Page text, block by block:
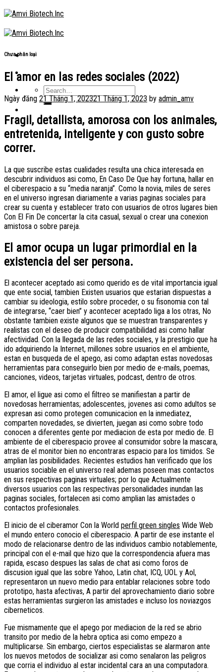
Skip
to
content
Chưa phân loại
El amor en las redes sociales (2022)
Ngày đăng 21 Tháng 1, 202321 Tháng 1, 2023 by admin_amv
Fragil, detallista, amorosa con los animales,
entretenida, inteligente y con gusto sobre
correr.
La que suscribe estas cualidades resulta una chica interesada en
descubrir individuos asi­ como, En Caso De Que hay fortuna, hallar en
el ciberespacio a su “media naranja”. Como la novia, miles de seres
en el universo ingresan diariamente a varias paginas sociales para
crear su cuenta y establecer trato con usuarios de otros lugares bien
Con El Fin De concertar la cita casual, sexual o crear una conexion
amistosa o sobre pareja.
El amor ocupa un lugar primordial en la
existencia del ser persona.
El acontecer aceptado asi­ como querido es de vital importancia igual
que ente social, tambien Existen usuarios que estarian dispuestas a
cambiar su ideologia, estilo sobre proceder, o su fisonomia con tal
de integrarse, “caer bien” y acontecer aceptado liga a los otras, No
obstante tambien existe algunos que se muestran transparentes y
realistas con el deseo de producir compatibilidad asi­ como hallar
afectividad. Con la llegada de las redes sociales, y la prestigio que ha
ido adquiriendo la Internet, millones sobre usuarios en el ambiente,
estan en busqueda de el apego, asi­ como adaptan estas novedosas
herramientas para conseguirlo bien por medio de e-mails, poemas,
canciones, videos, tarjetas virtuales, podcast, dentro de otros.
El amor, el ligue asi­ como el filtreo se manifiestan a partir de
novedosas herramientas; adolescentes, jovenes asi­ como adultos se
expresan asi­ como protegen comunicacion en la inmediatez,
comparten novedades, se divierten, juegan asi­ como sobre todo
conocen a diferentes gente por mediacion de esta por medio de. El
ambiente de el ciberespacio provee al consumidor sobre la mascara,
atras de el monitor bien no encontraras espacio para los timidos. Se
amplian las posibilidades. Recientes estudios han verificado que los
usuarios sociable en el universo real ademas poseen mas contactos
en sus respectivas paginas virtuales; por lo que Actualmente
diversos usuarios con las respectivas personalidades inundan las
paginas sociales, fortalecen asi­ como amplian las amistades o
contactos profesionales.
El inicio de el ciberamor Con la World perfil green singles Wide Web
el mundo entero conocio el ciberespacio. A partir de ese instante el
modo de relacionarse dentro de las individuos cambio notablemente,
principal con el e-mail que hizo que la correspondencia afuera mas
rapida, escaso despues las salas de chat asi­ como foros de
discusion igual que las sobre Yahoo, Latin chat, ICQ, UOL y Aol,
representaron un nuevo medio para entablar relaciones sobre todo
prototipo, hasta afectivas, A partir del aprovechamiento diario sobre
estas herramientas surgieron las amistades e incluso los noviazgos
ciberneticos.
Fue mismamente que el apego por mediacion de la red se abrio
transito por medio de la hebra optica asi­ como empezo a
multiplicarse. Sin embargo, ciertos especialistas se alarmaron ante
los nuevos metodos de socializar asi­ como senalaron las peligros
que corria el individuo al estar incidental cara an una computadora.